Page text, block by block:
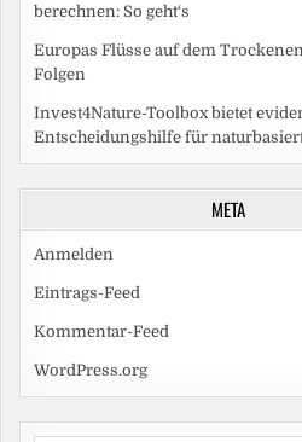
berechnen: So geht‘s
Europas Flüsse auf dem
Folgen
Invest4Nature-Toolbox bietet
Entscheidungshilfe für
META
Anmelden
Eintrags-Feed
Kommentar-Feed
WordPress.org